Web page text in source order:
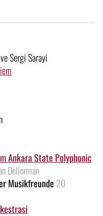
Sergi Sarayi
Ankara State Polyphonic
Deliorman
Musikfreunde 20